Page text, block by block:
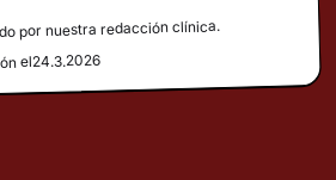
por nuestra redacción clínica.
el24.3.2026